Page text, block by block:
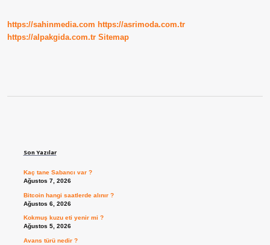
https://sahinmedia.com https://asrimoda.com.tr
https://alpakgida.com.tr Sitemap
Son Yazılar
Kaç tane Sabancı var ?
Ağustos 7, 2026
Bitcoin hangi saatlerde alınır ?
Ağustos 6, 2026
Kokmuş kuzu eti yenir mi ?
Ağustos 5, 2026
Avans türü nedir ?